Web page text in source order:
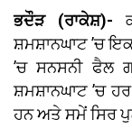
ਭਦੌੜ (ਰਾਕੇਸ਼)-
ਸ਼ਮਸ਼ਾਨਘਾਟ ’ਚ
’ਚ ਸਨਸਨੀ ਫੈਲ
ਸ਼ਮਸ਼ਾਨਘਾਟ ’ਚ
ਹਨ ਅਤੇ ਸਮੇਂ ਸਿਰ